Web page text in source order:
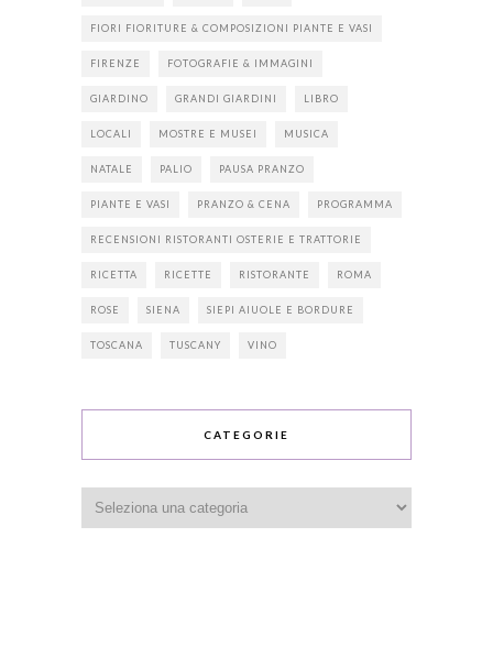
FIORI FIORITURE & COMPOSIZIONI PIANTE E VASI
FIRENZE FOTOGRAFIE & IMMAGINI
GIARDINO GRANDI GIARDINI LIBRO
LOCALI MOSTRE E MUSEI MUSICA
NATALE PALIO PAUSA PRANZO
PIANTE E VASI PRANZO & CENA PROGRAMMA
RECENSIONI RISTORANTI OSTERIE E TRATTORIE
RICETTA RICETTE RISTORANTE ROMA
ROSE SIENA SIEPI AIUOLE E BORDURE
TOSCANA TUSCANY VINO
CATEGORIE